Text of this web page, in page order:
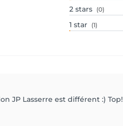
2 stars (0)
1 star (1)
JP Lasserre est différent :) Top!